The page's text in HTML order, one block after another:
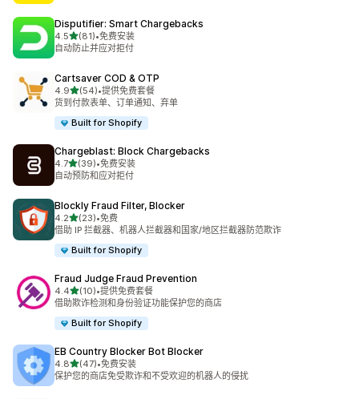
Disputifier: Smart Chargebacks
4.5星（满分 5 星）
(81)
总共 81 条评论
•免费安装
自动防止并应对拒付
Cartsaver COD & OTP
4.9星（满分 5 星）
(54)
总共 54 条评论
•提供免费套餐
货到付款表单、订单通知、弃单
Built for Shopify
Chargeblast: Block Chargebacks
4.7星（满分 5 星）
(39)
总共 39 条评论
•免费安装
自动预防和应对拒付
Blockly Fraud Filter, Blocker
4.2星（满分 5 星）
(23)
总共 23 条评论
•免费
借助 IP 拦截器、机器人拦截器和国家/地区拦截器防范欺诈
Built for Shopify
Fraud Judge Fraud Prevention
4.4星（满分 5 星）
(10)
总共 10 条评论
•提供免费套餐
借助欺诈检测和身份验证功能保护您的商店
Built for Shopify
EB Country Blocker Bot Blocker
4.8星（满分 5 星）
(47)
总共 47 条评论
•免费安装
保护您的商店免受欺诈和不受欢迎的机器人的侵扰